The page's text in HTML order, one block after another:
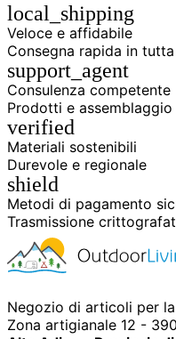
local_shipping
Veloce e affidabile
Consegna rapida in
support_agent
Consulenza competente
Prodotti e assemblaggio
verified
Materiali sostenibili
Durevole e regionale
shield
Metodi di pagamento
Trasmissione
Negozio di articoli per
Zona artigianale 12 -